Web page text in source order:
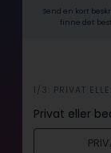
Send en kort
finne det
i
n
n
1/3: PRIVAT
Privat eller